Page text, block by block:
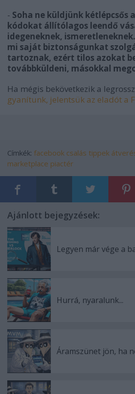
- Soha ne küldjünk kétlépcsős
kódokat állítólagos leendő
idegeneknek,
mi saját biztonságunkat
tartoznak, ezért tilos azokat
továbbküldeni, másokkal
Ha mégis bekövetkezik a
gyanítunk, jelentsük az eladót a
Címkék: facebook csalás tippek
marketplace piactér
Ajánlott bejegyzések:
Legyen már vége a
Hurrá, nyaralunk...
Áramszünet jön, ha